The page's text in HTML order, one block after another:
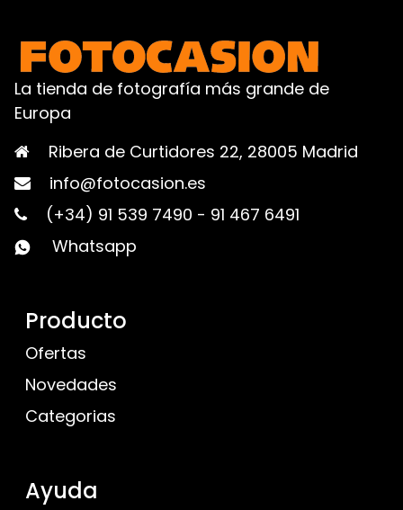
La tienda de fotografía más grande de
Europa
Ribera de Curtidores 22, 28005 Madrid
info@fotocasion.es
(+34) 91 539 7490 - 91 467 6491
Whatsapp
Producto
Ofertas
Novedades
Categorias
Ayuda